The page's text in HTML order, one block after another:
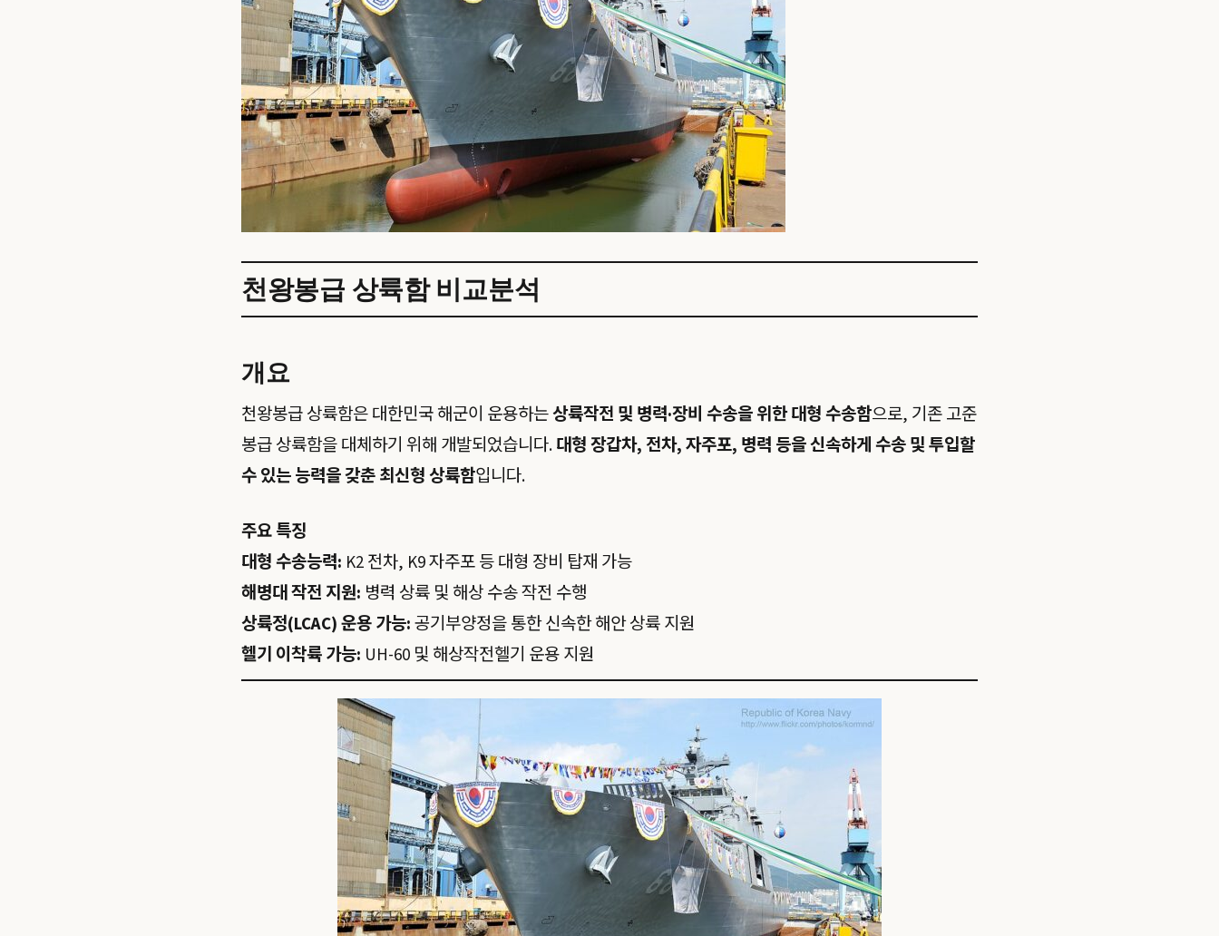
천왕봉급 상륙함 비교분석
개요
천왕봉급 상륙함은 대한민국 해군이 운용하는상륙작전 및 병력·장비 수송을 위한 대형 수송함으로, 기존 고준
봉급 상륙함을 대체하기 위해 개발되었습니다.대형 장갑차, 전차, 자주포, 병력 등을 신속하게 수송 및 투입할
수 있는 능력을 갖춘 최신형 상륙함입니다.
주요 특징
대형 수송능력: K2 전차, K9 자주포 등 대형 장비 탑재 가능
해병대 작전 지원: 병력 상륙 및 해상 수송 작전 수행
상륙정(LCAC) 운용 가능:공기부양정을 통한 신속한 해안 상륙 지원
헬기 이착륙 가능: UH-60 및 해상작전헬기 운용 지원